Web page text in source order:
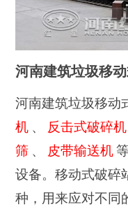
河南建筑垃圾移
河南建筑垃圾移动
机 、 反击式破碎机
筛 、 皮带输送机
设备。移动式破碎
种，用来应对不同